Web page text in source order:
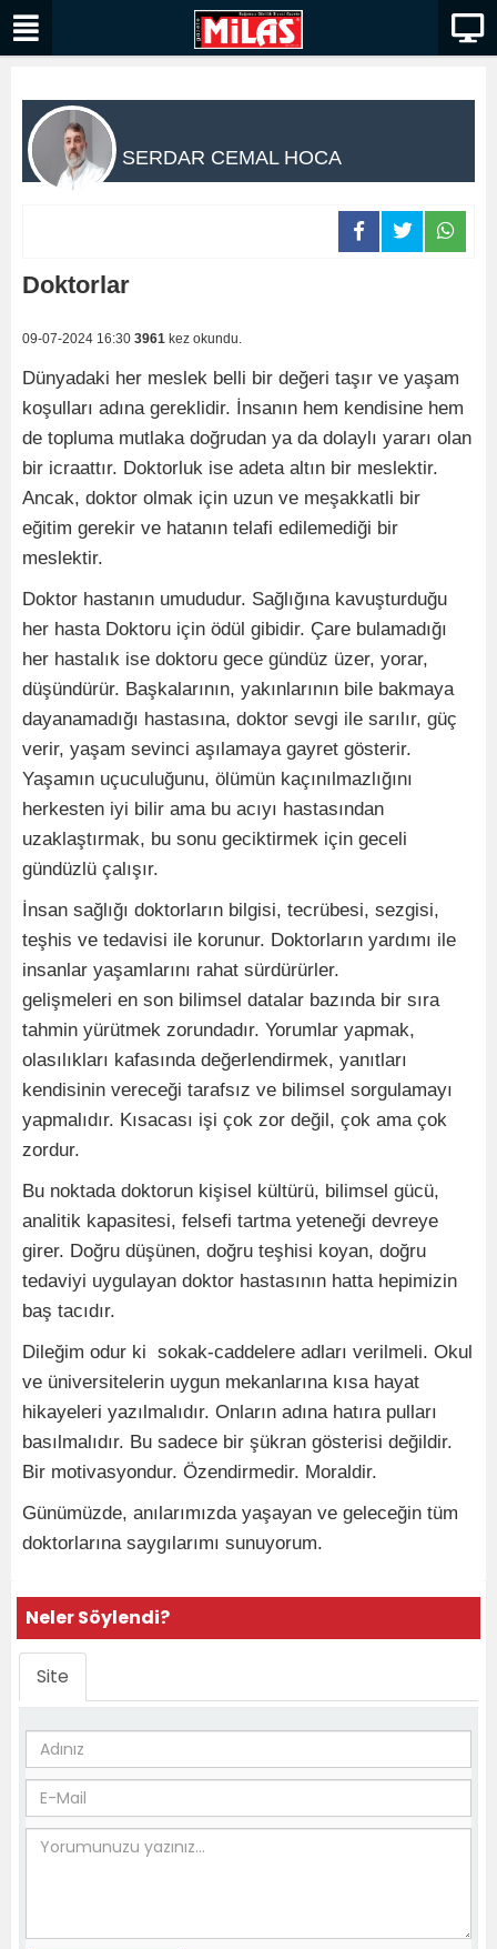
SERDAR CEMAL HOCA
Doktorlar
09-07-2024 16:30 3961 kez okundu.
Dünyadaki her meslek belli bir değeri taşır ve yaşam
koşulları adına gereklidir. İnsanın hem kendisine hem
de topluma mutlaka doğrudan ya da dolaylı yararı olan
bir icraattır. Doktorluk ise adeta altın bir meslektir.
Ancak, doktor olmak için uzun ve meşakkatli bir
eğitim gerekir ve hatanın telafi edilemediği bir
meslektir.
Doktor hastanın umududur. Sağlığına kavuşturduğu
her hasta Doktoru için ödül gibidir. Çare bulamadığı
her hastalık ise doktoru gece gündüz üzer, yorar,
düşündürür. Başkalarının, yakınlarının bile bakmaya
dayanamadığı hastasına, doktor sevgi ile sarılır, güç
verir, yaşam sevinci aşılamaya gayret gösterir.
Yaşamın uçuculuğunu, ölümün kaçınılmazlığını
herkesten iyi bilir ama bu acıyı hastasından
uzaklaştırmak, bu sonu geciktirmek için geceli
gündüzlü çalışır.
İnsan sağlığı doktorların bilgisi, tecrübesi, sezgisi,
teşhis ve tedavisi ile korunur. Doktorların yardımı ile
insanlar yaşamlarını rahat sürdürürler.
gelişmeleri en son bilimsel datalar bazında bir sıra
tahmin yürütmek zorundadır. Yorumlar yapmak,
olasılıkları kafasında değerlendirmek, yanıtları
kendisinin vereceği tarafsız ve bilimsel sorgulamayı
yapmalıdır. Kısacası işi çok zor değil, çok ama çok
zordur.
Bu noktada doktorun kişisel kültürü, bilimsel gücü,
analitik kapasitesi, felsefi tartma yeteneği devreye
girer. Doğru düşünen, doğru teşhisi koyan, doğru
tedaviyi uygulayan doktor hastasının hatta hepimizin
baş tacıdır.
Dileğim odur ki sokak-caddelere adları verilmeli. Okul
ve üniversitelerin uygun mekanlarına kısa hayat
hikayeleri yazılmalıdır. Onların adına hatıra pulları
basılmalıdır. Bu sadece bir şükran gösterisi değildir.
Bir motivasyondur. Özendirmedir. Moraldir.
Günümüzde, anılarımızda yaşayan ve geleceğin tüm
doktorlarına saygılarımı sunuyorum.
Neler Söylendi?
Site